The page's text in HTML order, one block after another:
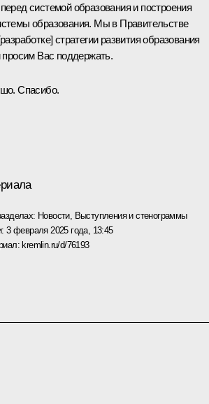
системой образования и построения
образования. Мы в Правительстве
стратегии развития образования
просим Вас поддержать.
Спасибо.
Новости, Выступления и стенограммы
3 февраля 2025 года, 13:45
kremlin.ru/d/76193